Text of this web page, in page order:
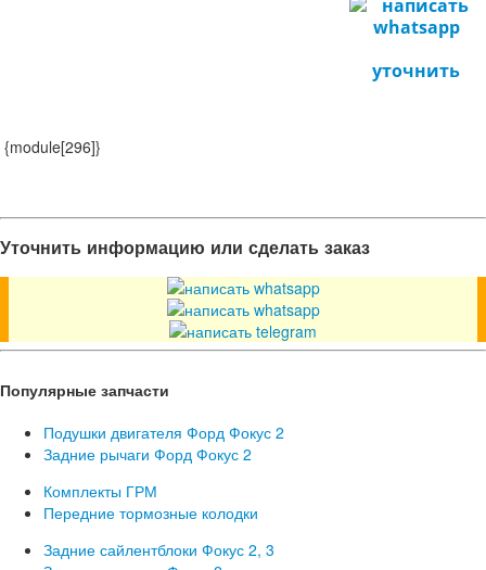
уточнить
{module[296]}
Уточнить информацию или сделать заказ
Популярные запчасти
Подушки двигателя Форд Фокус 2
Задние рычаги Форд Фокус 2
Комплекты ГРМ
Передние тормозные колодки
Задние сайлентблоки Фокус 2, 3